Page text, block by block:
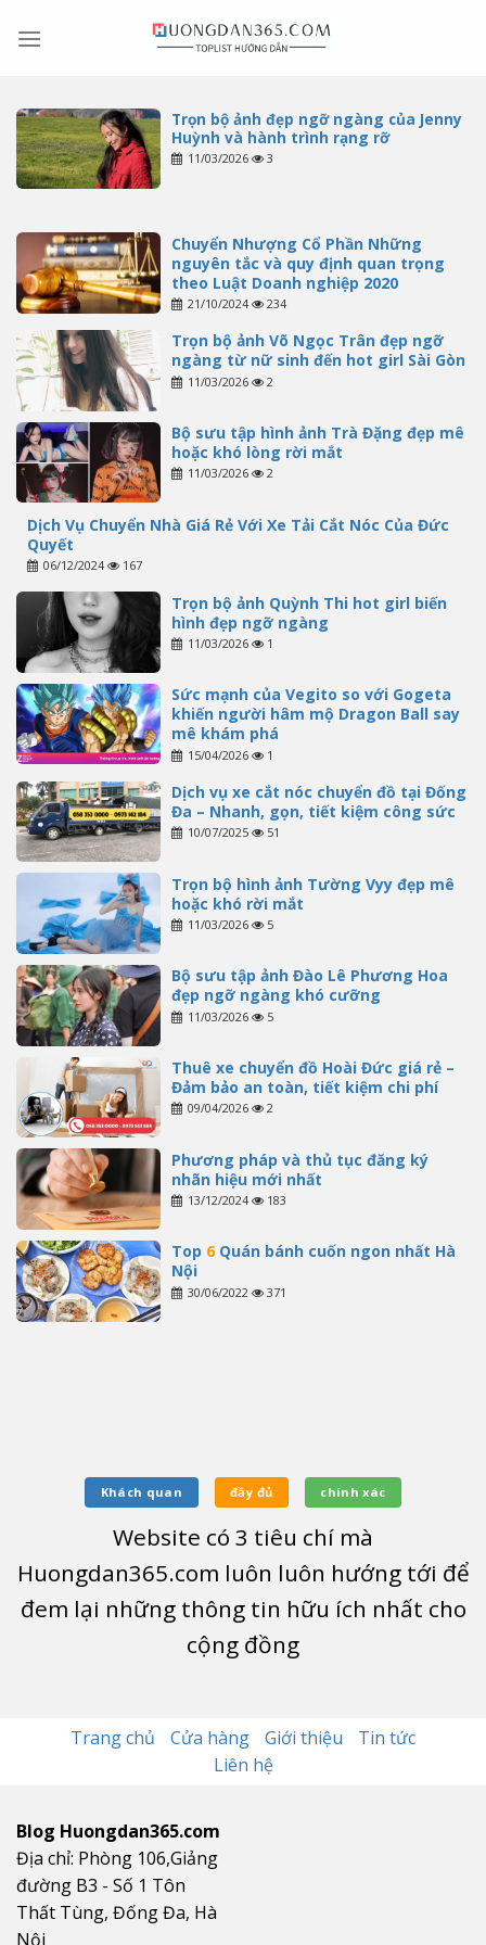
Trọn bộ ảnh đẹp ngỡ ngàng của Jenny
Huỳnh và hành trình rạng rỡ
11/03/2026 3
Chuyển Nhượng Cổ Phần Những
nguyên tắc và quy định quan trọng
theo Luật Doanh nghiệp 2020
21/10/2024 234
Trọn bộ ảnh Võ Ngọc Trân đẹp ngỡ
ngàng từ nữ sinh đến hot girl Sài Gòn
11/03/2026 2
Bộ sưu tập hình ảnh Trà Đặng đẹp mê
hoặc khó lòng rời mắt
11/03/2026 2
Dịch Vụ Chuyển Nhà Giá Rẻ Với Xe Tải Cắt Nóc Của Đức
Quyết
06/12/2024 167
Trọn bộ ảnh Quỳnh Thi hot girl biến
hình đẹp ngỡ ngàng
11/03/2026 1
Sức mạnh của Vegito so với Gogeta
khiến người hâm mộ Dragon Ball say
mê khám phá
15/04/2026 1
Dịch vụ xe cắt nóc chuyển đồ tại Đống
Đa – Nhanh, gọn, tiết kiệm công sức
10/07/2025 51
Trọn bộ hình ảnh Tường Vyy đẹp mê
hoặc khó rời mắt
11/03/2026 5
Bộ sưu tập ảnh Đào Lê Phương Hoa
đẹp ngỡ ngàng khó cưỡng
11/03/2026 5
Thuê xe chuyển đồ Hoài Đức giá rẻ –
Đảm bảo an toàn, tiết kiệm chi phí
09/04/2026 2
Phương pháp và thủ tục đăng ký
nhãn hiệu mới nhất
13/12/2024 183
Top 6Quán bánh cuốn ngon nhất Hà
Nội
30/06/2022 371
Khách quan đầy đủ chính xác
Website có 3 tiêu chí mà
Huongdan365.com luôn luôn hướng tới để
đem lại những thông tin hữu ích nhất cho
cộng đồng
Trang chủ Cửa hàng Giới thiệu
Tin tức
Liên hệ
Blog Huongdan365.com
Địa chỉ: Phòng 106,Giảng
đường B3 - Số 1 Tôn
Thất Tùng, Đống Đa, Hà
Nội